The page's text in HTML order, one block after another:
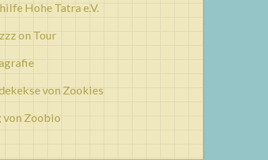
Hohe Tatra e.V.
on Tour
von Zookies
von Zoobio